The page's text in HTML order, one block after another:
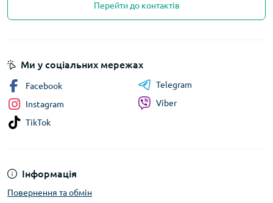
Перейти до контактів
Інформація
Повернення та обмін
Ми у соціальних мережах
Facebook
Instagram
TikTok
Telegram
Viber